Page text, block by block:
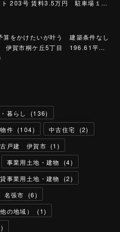
ト 203号 賃料3.5万円 駐車場１…
算をかけたいが叶う 建築条件なし
賀市桐ケ丘5丁目 196.61平…
暮らし (136)
件 (104) 中古住宅 (2)
戸建 伊賀市 (1 )
事業用土地・建物 (4)
貸事業用土地・建物 (2)
張市 (6)
の地域） (1)
)